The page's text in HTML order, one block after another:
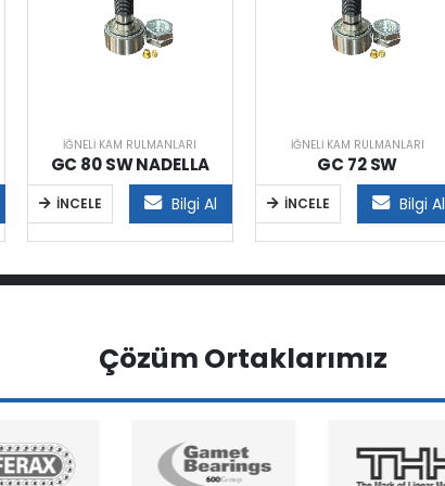
İĞNELI KAM RULMANLARI
GC 80 SW NADELLA
İNCELE Bilgi Al
İĞNELI KAM RULMANLARI
GC 72 SW
İNCELE Bilgi Al
Çözüm Ortaklarımız